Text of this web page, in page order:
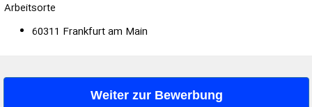
Arbeitsorte
60311 Frankfurt am Main
Weiter zur Bewerbung